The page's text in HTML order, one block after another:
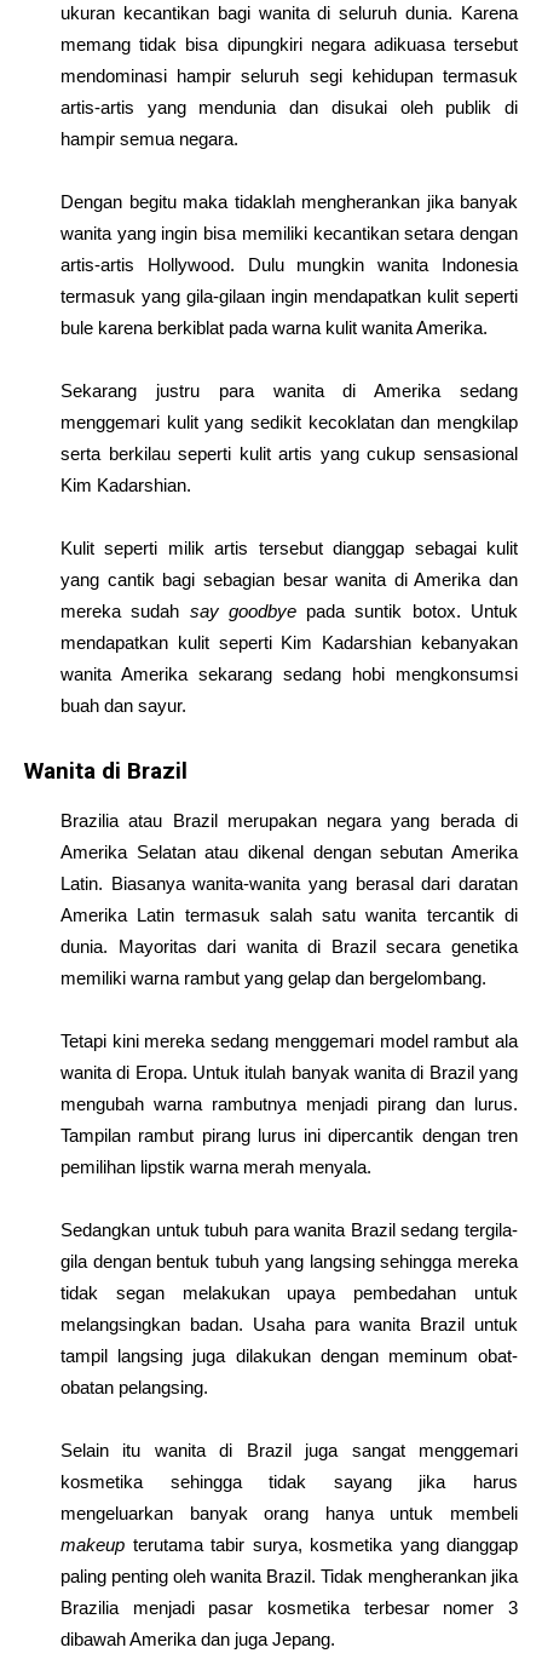
ukuran kecantikan bagi wanita di seluruh dunia. Karena
memang tidak bisa dipungkiri negara adikuasa tersebut
mendominasi hampir seluruh segi kehidupan termasuk
artis-artis yang mendunia dan disukai oleh publik di
hampir semua negara.
Dengan begitu maka tidaklah mengherankan jika banyak
wanita yang ingin bisa memiliki kecantikan setara dengan
artis-artis Hollywood. Dulu mungkin wanita Indonesia
termasuk yang gila-gilaan ingin mendapatkan kulit seperti
bule karena berkiblat pada warna kulit wanita Amerika.
Sekarang justru para wanita di Amerika sedang
menggemari kulit yang sedikit kecoklatan dan mengkilap
serta berkilau seperti kulit artis yang cukup sensasional
Kim Kadarshian.
Kulit seperti milik artis tersebut dianggap sebagai kulit
yang cantik bagi sebagian besar wanita di Amerika dan
mereka sudah say goodbyepada suntik botox. Untuk
mendapatkan kulit seperti Kim Kadarshian kebanyakan
wanita Amerika sekarang sedang hobi mengkonsumsi
buah dan sayur.
Wanita di Brazil
Brazilia atau Brazil merupakan negara yang berada di
Amerika Selatan atau dikenal dengan sebutan Amerika
Latin. Biasanya wanita-wanita yang berasal dari daratan
Amerika Latin termasuk salah satu wanita tercantik di
dunia. Mayoritas dari wanita di Brazil secara genetika
memiliki warna rambut yang gelap dan bergelombang.
Tetapi kini mereka sedang menggemari model rambut ala
wanita di Eropa. Untuk itulah banyak wanita di Brazil yang
mengubah warna rambutnya menjadi pirang dan lurus.
Tampilan rambut pirang lurus ini dipercantik dengan tren
pemilihan lipstik warna merah menyala.
Sedangkan untuk tubuh para wanita Brazil sedang tergila-
gila dengan bentuk tubuh yang langsing sehingga mereka
tidak segan melakukan upaya pembedahan untuk
melangsingkan badan. Usaha para wanita Brazil untuk
tampil langsing juga dilakukan dengan meminum obat-
obatan pelangsing.
Selain itu wanita di Brazil juga sangat menggemari
kosmetika sehingga tidak sayang jika harus
mengeluarkan banyak orang hanya untuk membeli
makeup terutama tabir surya, kosmetika yang dianggap
paling penting oleh wanita Brazil. Tidak mengherankan jika
Brazilia menjadi pasar kosmetika terbesar nomer 3
dibawah Amerika dan juga Jepang.